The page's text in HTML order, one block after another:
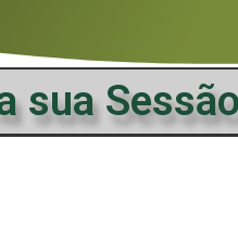
sua